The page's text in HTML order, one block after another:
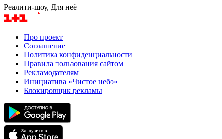
Реалити-шоу, Для неё
Про проект
Соглашение
Политика конфиденциальности
Правила пользования сайтом
Рекламодателям
Инициатива «Чистое небо»
Блокировщик рекламы